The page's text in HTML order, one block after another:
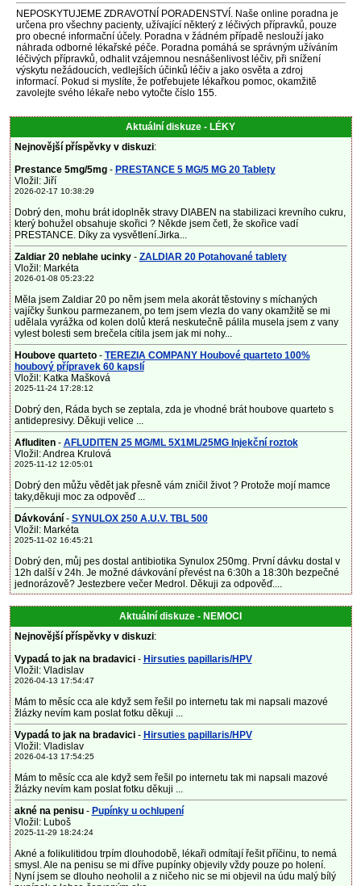
NEPOSKYTUJEME ZDRAVOTNÍ PORADENSTVÍ. Naše online poradna je
určena pro všechny pacienty, užívající některý z léčivých přípravků, pouze
pro obecné informační účely. Poradna v žádném případě neslouží jako
náhrada odborné lékařské péče. Poradna pomáhá se správným užíváním
léčivých přípravků, odhalit vzájemnou nesnášenlivost léčiv, při snížení
výskytu nežádoucích, vedlejších účinků léčiv a jako osvěta a zdroj
informací. Pokud si myslíte, že potřebujete lékařkou pomoc, okamžitě
zavolejte svého lékaře nebo vytočte číslo 155.
Aktuální diskuze - LÉKY
Nejnovější příspěvky v diskuzi:
Prestance 5mg/5mg- PRESTANCE 5 MG/5 MG 20 Tablety
Vložil: Jiří
2026-02-17 10:38:29
Dobrý den, mohu brát idoplněk stravy DIABEN na stabilizaci krevního cukru,
který bohužel obsahuje skořici ? Někde jsem četl, že skořice vadí
PRESTANCE. Díky za vysvětlení.Jirka...
Zaldiar 20 neblahe ucinky- ZALDIAR 20 Potahované tablety
Vložil: Markéta
2026-01-08 05:23:22
Měla jsem Zaldiar 20 po něm jsem mela akorát těstoviny s míchaných
vajíčky šunkou parmezanem, po tem jsem vlezla do vany okamžitě se mi
udělala vyrážka od kolen dolů která neskutečně pálila musela jsem z vany
vylest bolesti sem brečela cítila jsem jak mi nohy...
Houbove quarteto- TEREZIA COMPANY Houbové quarteto 100%
houbový přípravek 60 kapslí
Vložil: Katka Mašková
2025-11-24 17:28:12
Dobrý den, Ráda bych se zeptala, zda je vhodné brát houbove quarteto s
antidepresivy. Děkuji velice ...
Afluditen- AFLUDITEN 25 MG/ML 5X1ML/25MG Injekční roztok
Vložil: Andrea Krulová
2025-11-12 12:05:01
Dobrý den můžu vědět jak přesně vám zničil život ? Protože mojí mamce
taky,děkuji moc za odpověď ...
Dávkování - SYNULOX 250 A.U.V. TBL 500
Vložil: Markéta
2025-11-02 16:45:21
Dobrý den, můj pes dostal antibiotika Synulox 250mg. První dávku dostal v
12h další v 24h. Je možné dávkování převést na 6:30h a 18:30h bezpečné
jednorázově? Jestezbere večer Medrol. Děkuji za odpověď....
Aktuální diskuze - NEMOCI
Nejnovější příspěvky v diskuzi:
Vypadá to jak na bradavici - Hirsuties papillaris/HPV
Vložil: Vladislav
2026-04-13 17:54:47
Mám to měsíc cca ale když sem řešil po internetu tak mi napsali mazové
žlázky nevím kam poslat fotku děkuji ...
Vypadá to jak na bradavici - Hirsuties papillaris/HPV
Vložil: Vladislav
2026-04-13 17:54:25
Mám to měsíc cca ale když sem řešil po internetu tak mi napsali mazové
žlázky nevím kam poslat fotku děkuji ...
akné na penisu- Pupínky u ochlupení
Vložil: Luboš
2025-11-29 18:24:24
Akné a folikulitidou trpím dlouhodobě, lékaři odmítají řešit příčinu, to nemá
smysl. Ale na penisu se mi dříve pupínky objevily vždy pouze po holení.
Nyní jsem se dlouho neoholil a z ničeho nic se mi objevil na údu malý bílý